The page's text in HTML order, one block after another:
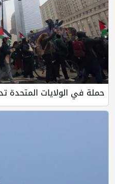
حملة في الولايات المتحدة